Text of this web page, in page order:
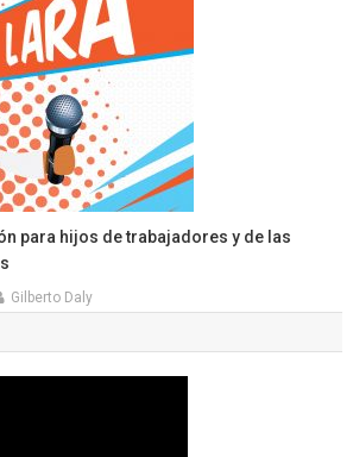
para hijos de trabajadores y de las
Gilberto Daly